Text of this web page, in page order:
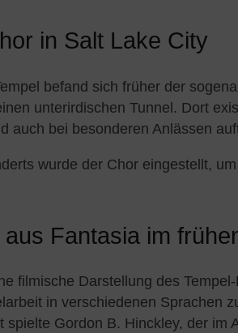
in Salt Lake City
befand sich früher der
unterirdischen Tunnel. Dort
auch bei besonderen Anlässen
wurde der Chor eingestellt,
Fantasia im
filmische Darstellung des
in verschiedenen Sprachen
spielte Gordon B. Hinckley, der im